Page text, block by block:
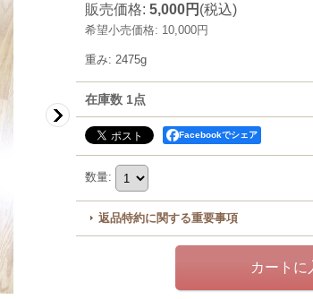
販売価格: 5,000円 (税込)
希望小売価格: 10,000円
重み: 2475g
在庫数 1点
Facebookでシェア
数量:
返品特約に関する重要事項